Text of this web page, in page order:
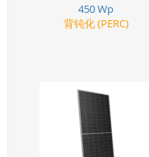
450 Wp
背钝化 (PERC)